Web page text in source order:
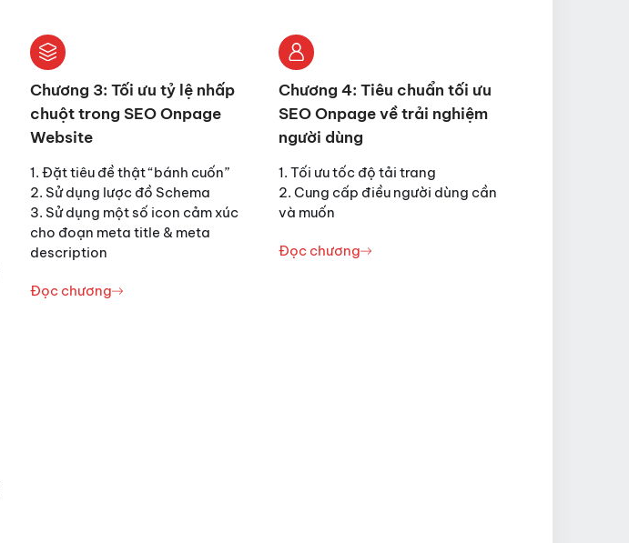
Chương 3: Tối ưu tỷ lệ nhấp
chuột trong SEO Onpage
Website
1. Đặt tiêu đề thật “bánh cuốn”
2. Sử dụng lược đồ Schema
3. Sử dụng một số icon cảm xúc
cho đoạn meta title & meta
description
Đọc chương
Chương 4: Tiêu chuẩn tối ưu
SEO Onpage về trải nghiệm
người dùng
1. Tối ưu tốc độ tải trang
2. Cung cấp điều người dùng cần
và muốn
Đọc chương